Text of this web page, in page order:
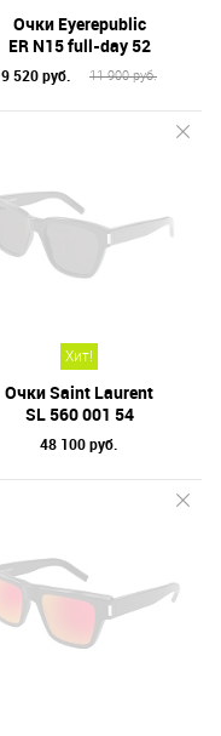
Очки Eyerepublic
ER N15 full-day 52
9 520 руб. 11 900 руб.
Хит!
Очки Saint Laurent
SL 560 001 54
48 100 руб.